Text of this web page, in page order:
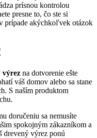
prísnou kontrolou
presne to, čo ste si
prípade akýchkoľvek otázok
výrez na dotvorenie ešte
váš domov alebo sa stane
S naším produktom
doručeniu sa nemusíte
spokojným zákazníkom a
drevený výrez ponú